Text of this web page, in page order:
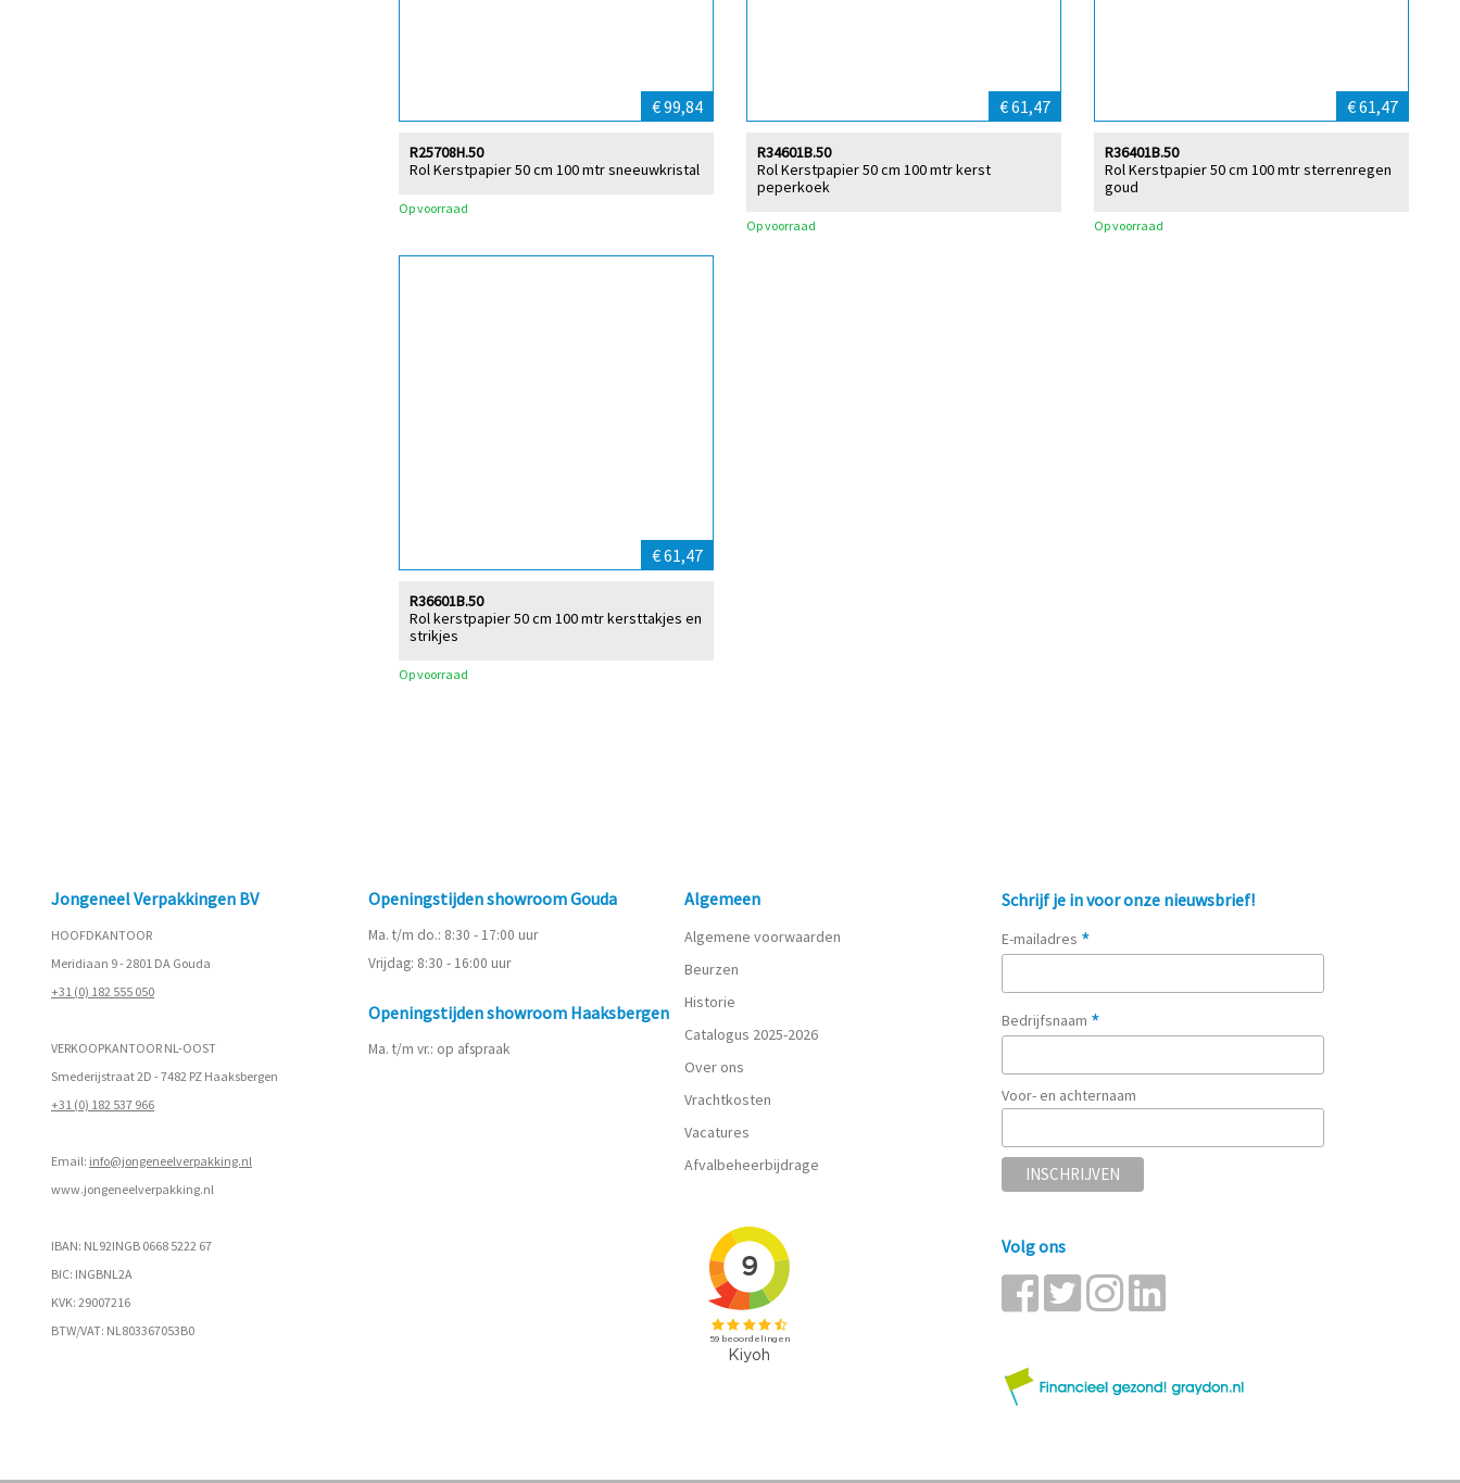
€ 99,84
Rol Kerstpapier 50 cm 100 mtr sneeuwkristal
R25708H.50
Op voorraad
€ 61,47
Rol Kerstpapier 50 cm 100 mtr kerst
peperkoek
R34601B.50
Op voorraad
€ 61,47
Rol Kerstpapier 50 cm 100 mtr sterrenregen
goud
R36401B.50
Op voorraad
€ 61,47
Rol kerstpapier 50 cm 100 mtr kersttakjes en
strikjes
R36601B.50
Op voorraad
Jongeneel Verpakkingen BV
HOOFDKANTOOR
Meridiaan 9 - 2801 DA Gouda
+31 (0) 182 555 050
VERKOOPKANTOOR NL-OOST
Smederijstraat 2D - 7482 PZ Haaksbergen
+31 (0) 182 537 966
Email: info@jongeneelverpakking.nl
www.jongeneelverpakking.nl
IBAN: NL92INGB 0668 5222 67
BIC: INGBNL2A
KVK: 29007216
BTW/VAT: NL803367053B0
Openingstijden showroom Gouda
Ma. t/m do.: 8:30 - 17:00 uur
Vrijdag: 8:30 - 16:00 uur
Openingstijden showroom Haaksbergen
Ma. t/m vr.: op afspraak
Algemeen
Algemene voorwaarden
Beurzen
Historie
Catalogus 2025-2026
Over ons
Vrachtkosten
Vacatures
Afvalbeheerbijdrage
Schrijf je in voor onze nieuwsbrief!
E-mailadres *
Bedrijfsnaam *
Voor- en achternaam
Volg ons